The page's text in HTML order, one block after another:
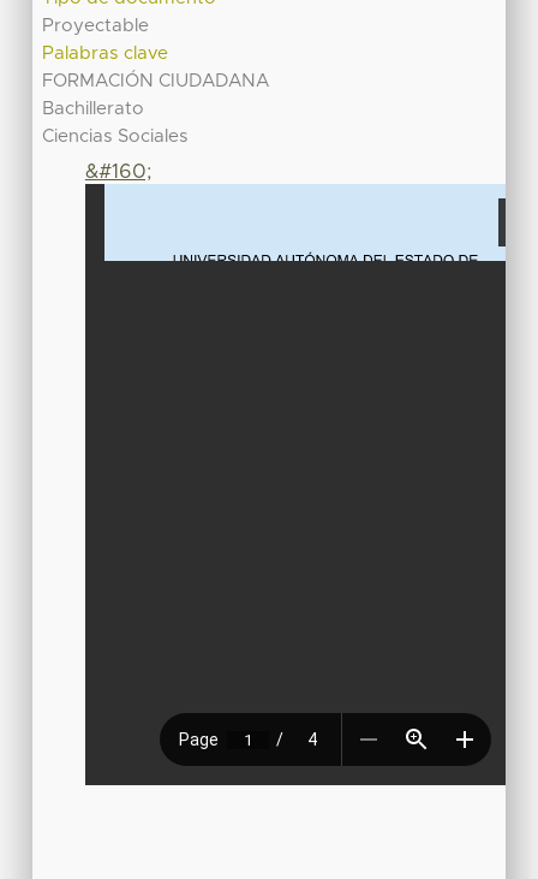
Proyectable
Palabras clave
FORMACIÓN CIUDADANA
Bachillerato
Ciencias Sociales
&#160;